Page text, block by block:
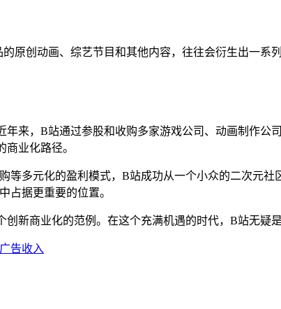
原创动画、综艺节目和其他内容，往往会衍生出一系
来，B站通过参股和收购多家游戏公司、动画制作公
业化路径。
多元化的盈利模式，B站成功从一个小众的二次元
占据更重要的位置。
新商业化的范例。在这个充满机遇的时代，B站无疑
告收入